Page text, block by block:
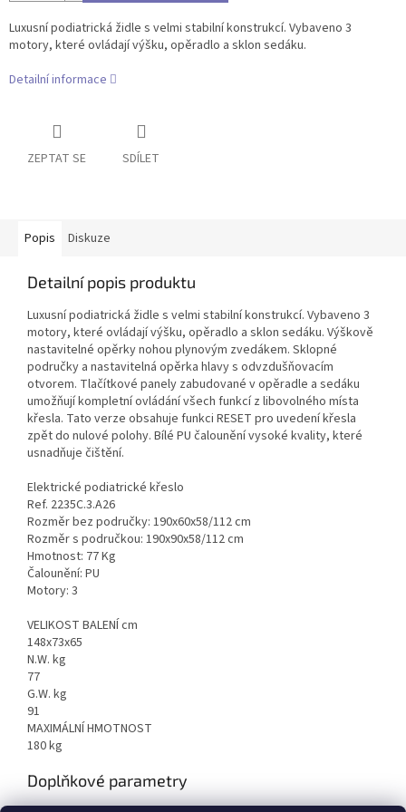
Luxusní podiatrická židle s velmi stabilní konstrukcí. Vybaveno 3
motory, které ovládají výšku, opěradlo a sklon sedáku.
Detailní informace
ZEPTAT SE SDÍLET
Popis Diskuze
Detailní popis produktu
Luxusní podiatrická židle s velmi stabilní konstrukcí. Vybaveno 3
motory, které ovládají výšku, opěradlo a sklon sedáku. Výškově
nastavitelné opěrky nohou plynovým zvedákem. Sklopné
područky a nastavitelná opěrka hlavy s odvzdušňovacím
otvorem. Tlačítkové panely zabudované v opěradle a sedáku
umožňují kompletní ovládání všech funkcí z libovolného místa
křesla. Tato verze obsahuje funkci RESET pro uvedení křesla
zpět do nulové polohy. Bílé PU čalounění vysoké kvality, které
usnadňuje čištění.
Elektrické podiatrické křeslo
Ref. 2235C.3.A26
Rozměr bez područky: 190x60x58/112 cm
Rozměr s područkou: 190x90x58/112 cm
Hmotnost: 77 Kg
Čalounění: PU
Motory: 3
VELIKOST BALENÍ cm
148x73x65
N.W. kg
77
G.W. kg
91
MAXIMÁLNÍ HMOTNOST
180 kg
Doplňkové parametry